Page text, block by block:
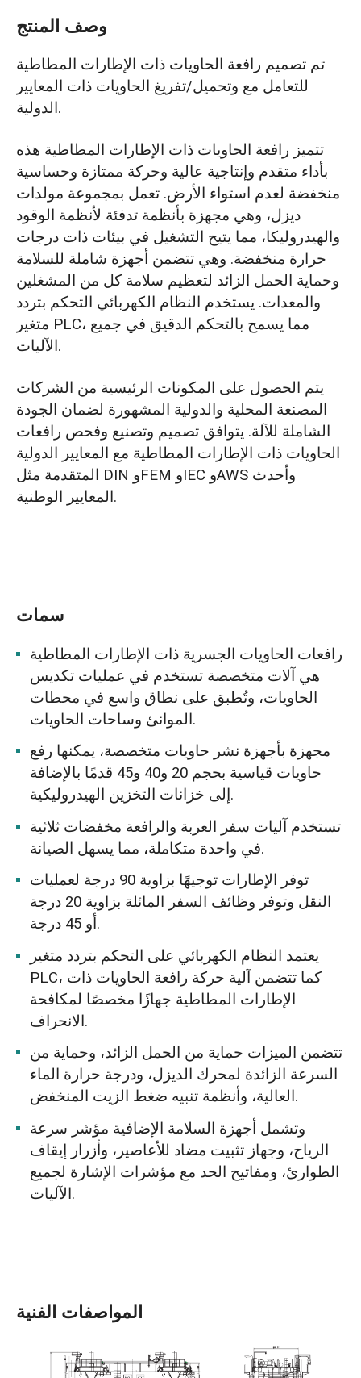
وصف المنتج
تم تصميم رافعة الحاويات ذات الإطارات المطاطية
للتعامل مع وتحميل/تفريغ الحاويات ذات المعايير
الدولية.
تتميز رافعة الحاويات ذات الإطارات المطاطية هذه
بأداء متقدم وإنتاجية عالية وحركة ممتازة وحساسية
منخفضة لعدم استواء الأرض. تعمل بمجموعة مولدات
ديزل، وهي مجهزة بأنظمة تدفئة لأنظمة الوقود
والهيدروليكا، مما يتيح التشغيل في بيئات ذات درجات
حرارة منخفضة. وهي تتضمن أجهزة شاملة للسلامة
وحماية الحمل الزائد لتعظيم سلامة كل من المشغلين
والمعدات. يستخدم النظام الكهربائي التحكم بتردد
متغير PLC، مما يسمح بالتحكم الدقيق في جميع
الآليات.
يتم الحصول على المكونات الرئيسية من الشركات
المصنعة المحلية والدولية المشهورة لضمان الجودة
الشاملة للآلة. يتوافق تصميم وتصنيع وفحص رافعات
الحاويات ذات الإطارات المطاطية مع المعايير الدولية
المتقدمة مثل DIN وFEM وIEC وAWS وأحدث
المعايير الوطنية.
سمات
رافعات الحاويات الجسرية ذات الإطارات المطاطية
هي آلات متخصصة تستخدم في عمليات تكديس
الحاويات، وتُطبق على نطاق واسع في محطات
الموانئ وساحات الحاويات.
مجهزة بأجهزة نشر حاويات متخصصة، يمكنها رفع
حاويات قياسية بحجم 20 و40 و45 قدمًا بالإضافة
إلى خزانات التخزين الهيدروليكية.
تستخدم آليات سفر العربة والرافعة مخفضات ثلاثية
في واحدة متكاملة، مما يسهل الصيانة.
توفر الإطارات توجيهًا بزاوية 90 درجة لعمليات
النقل وتوفر وظائف السفر المائلة بزاوية 20 درجة
أو 45 درجة.
يعتمد النظام الكهربائي على التحكم بتردد متغير
PLC، كما تتضمن آلية حركة رافعة الحاويات ذات
الإطارات المطاطية جهازًا مخصصًا لمكافحة
الانحراف.
تتضمن الميزات حماية من الحمل الزائد، وحماية من
السرعة الزائدة لمحرك الديزل، ودرجة حرارة الماء
العالية، وأنظمة تنبيه ضغط الزيت المنخفض.
وتشمل أجهزة السلامة الإضافية مؤشر سرعة
الرياح، وجهاز تثبيت مضاد للأعاصير، وأزرار إيقاف
الطوارئ، ومفاتيح الحد مع مؤشرات الإشارة لجميع
الآليات.
المواصفات الفنية